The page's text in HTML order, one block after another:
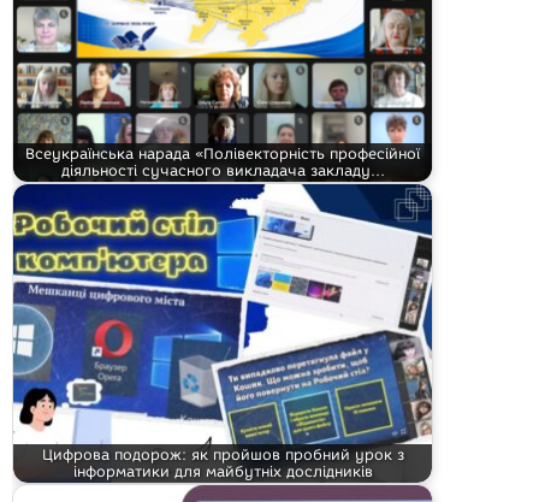
Всеукраїнська нарада «Полівекторність професійної
діяльності сучасного викладача закладу…
Цифрова подорож: як пройшов пробний урок з
інформатики для майбутніх дослідників